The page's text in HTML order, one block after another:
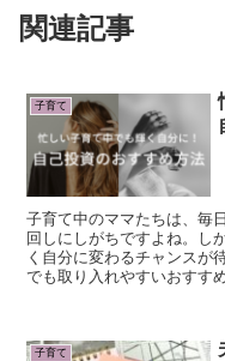
関連記事
子育て
子育て中のママたちは、毎
回しにしがちですよね。し
く自分に変わるチャンスが
でも取り入れやすいおすす
子育て